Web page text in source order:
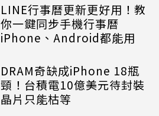
LINE行事曆更新更好用！教
你一鍵同步手機行事曆
iPhone、Android都能用
DRAM奇缺成iPhone 18瓶
頸！台積電10億美元待封裝
晶片只能枯等